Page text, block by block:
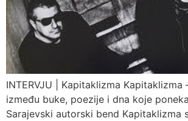
INTERVJU | Kapitaklizma Kapitaklizma
između buke, poezije i dna koje
Sarajevski autorski bend Kapitaklizma